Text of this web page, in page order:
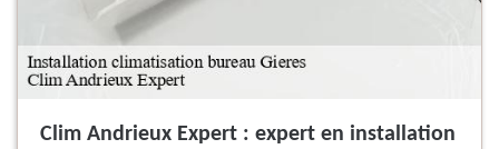
Clim Andrieux Expert : expert en installation